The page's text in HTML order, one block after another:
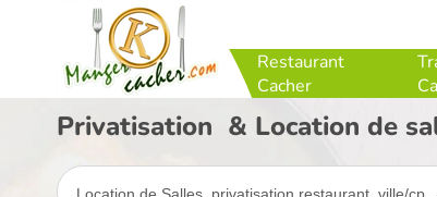
Restaurant
Cacher
Privatisation & Location de